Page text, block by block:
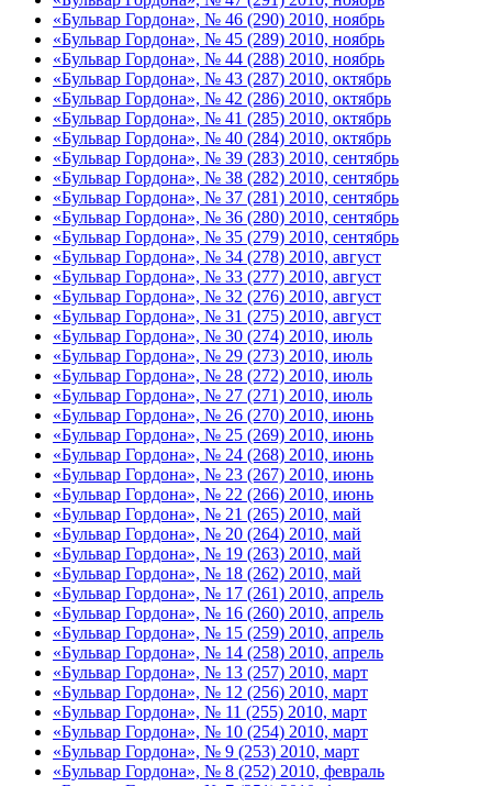
«Бульвар Гордона», № 46 (290) 2010, ноябрь
«Бульвар Гордона», № 45 (289) 2010, ноябрь
«Бульвар Гордона», № 44 (288) 2010, ноябрь
«Бульвар Гордона», № 43 (287) 2010, октябрь
«Бульвар Гордона», № 42 (286) 2010, октябрь
«Бульвар Гордона», № 41 (285) 2010, октябрь
«Бульвар Гордона», № 40 (284) 2010, октябрь
«Бульвар Гордона», № 39 (283) 2010, сентябрь
«Бульвар Гордона», № 38 (282) 2010, сентябрь
«Бульвар Гордона», № 37 (281) 2010, сентябрь
«Бульвар Гордона», № 36 (280) 2010, сентябрь
«Бульвар Гордона», № 35 (279) 2010, сентябрь
«Бульвар Гордона», № 34 (278) 2010, август
«Бульвар Гордона», № 33 (277) 2010, август
«Бульвар Гордона», № 32 (276) 2010, август
«Бульвар Гордона», № 31 (275) 2010, август
«Бульвар Гордона», № 30 (274) 2010, июль
«Бульвар Гордона», № 29 (273) 2010, июль
«Бульвар Гордона», № 28 (272) 2010, июль
«Бульвар Гордона», № 27 (271) 2010, июль
«Бульвар Гордона», № 26 (270) 2010, июнь
«Бульвар Гордона», № 25 (269) 2010, июнь
«Бульвар Гордона», № 24 (268) 2010, июнь
«Бульвар Гордона», № 23 (267) 2010, июнь
«Бульвар Гордона», № 22 (266) 2010, июнь
«Бульвар Гордона», № 21 (265) 2010, май
«Бульвар Гордона», № 20 (264) 2010, май
«Бульвар Гордона», № 19 (263) 2010, май
«Бульвар Гордона», № 18 (262) 2010, май
«Бульвар Гордона», № 17 (261) 2010, апрель
«Бульвар Гордона», № 16 (260) 2010, апрель
«Бульвар Гордона», № 15 (259) 2010, апрель
«Бульвар Гордона», № 14 (258) 2010, апрель
«Бульвар Гордона», № 13 (257) 2010, март
«Бульвар Гордона», № 12 (256) 2010, март
«Бульвар Гордона», № 11 (255) 2010, март
«Бульвар Гордона», № 10 (254) 2010, март
«Бульвар Гордона», № 9 (253) 2010, март
«Бульвар Гордона», № 8 (252) 2010, февраль